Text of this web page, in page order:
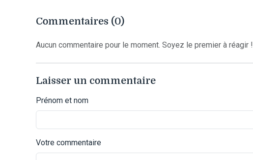
Commentaires (0)
Aucun commentaire pour le moment. Soyez le premier à réagir !
Laisser un commentaire
Prénom et nom
Votre commentaire